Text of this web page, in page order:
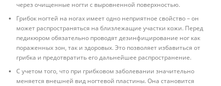
через очищенные ногти с выровненной поверхностью.
Грибок ногтей на ногах имеет одно неприятное свойство – он
может распространяться на близлежащие участки кожи. Перед
педикюром обязательно проводят дезинфицирование ног как
пораженных зон, так и здоровых. Это позволяет избавиться от
грибка и предотвратить его дальнейшее распространение.
С учетом того, что при грибковом заболевании значительно
меняется внешней вид ногтевой пластины. Она становится